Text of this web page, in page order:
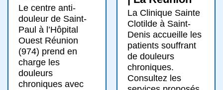
Le centre anti-
douleur de Saint-
Paul à l’Hôpital
Ouest Réunion
(974) prend en
charge les
douleurs
chroniques avec
La Clinique Sainte
Clotilde à Saint-
Denis accueille les
patients souffrant
de douleurs
chroniques.
Consultez les